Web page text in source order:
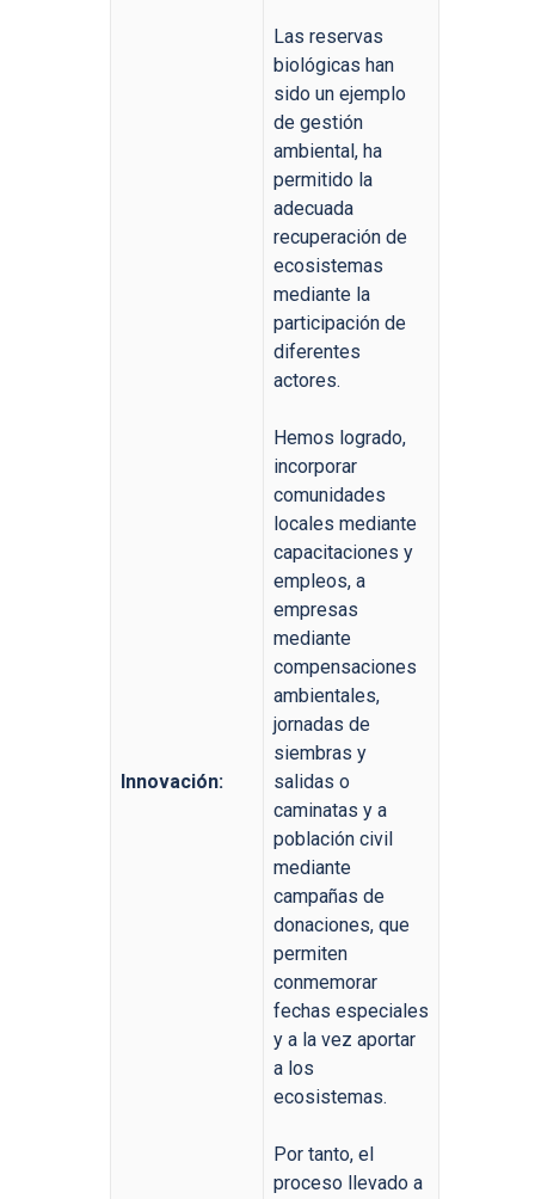
Innovación:
Las reservas
biológicas han
sido un ejemplo
de gestión
ambiental, ha
permitido la
adecuada
recuperación de
ecosistemas
mediante la
participación de
diferentes
actores.
Hemos logrado,
incorporar
comunidades
locales mediante
capacitaciones y
empleos, a
empresas
mediante
compensaciones
ambientales,
jornadas de
siembras y
salidas o
caminatas y a
población civil
mediante
campañas de
donaciones, que
permiten
conmemorar
fechas especiales
y a la vez aportar
a los
ecosistemas.
Por tanto, el
proceso llevado a